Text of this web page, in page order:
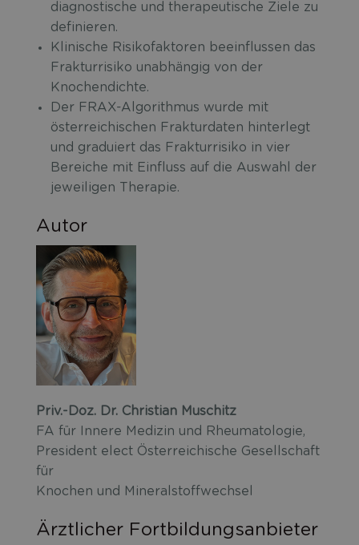
diagnostische und therapeutische Ziele zu
definieren.
Klinische Risikofaktoren beeinflussen das
Frakturrisiko unabhängig von der
Knochendichte.
Der FRAX-Algorithmus wurde mit
österreichischen Frakturdaten hinterlegt
und graduiert das Frakturrisiko in vier
Bereiche mit Einfluss auf die Auswahl der
jeweiligen Therapie.
Autor
Priv.-Doz. Dr. Christian Muschitz
FA für Innere Medizin und Rheumatologie,
President elect Österreichische Gesellschaft
für
Knochen und Mineralstoffwechsel
Ärztlicher Fortbildungsanbieter